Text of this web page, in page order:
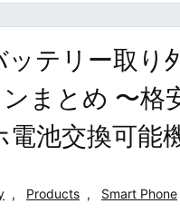
テリー取り
まとめ 〜格
池交換可能
, Products , Smart Phone